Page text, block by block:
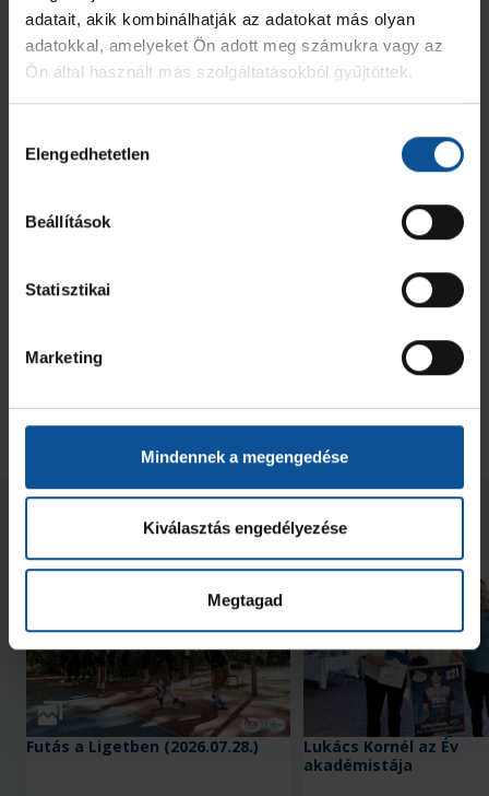
adatait, akik kombinálhatják az adatokat más olyan
adatokkal, amelyeket Ön adott meg számukra vagy az
Ön által használt más szolgáltatásokból gyűjtöttek.
kiválasztása
Elengedhetetlen
Beállítások
Statisztikai
Marketing
Mindennek a megengedése
Kiválasztás engedélyezése
Megtagad
OTP Bank-PICK SzegedVSHC Zagreb
SzegedPICK Aréna
Mérkőzés adatlap
Neked ajánljuk
Galéria
Futás a Ligetben (2026.07.28.)
Lukács Kornél az Év
akadémistája